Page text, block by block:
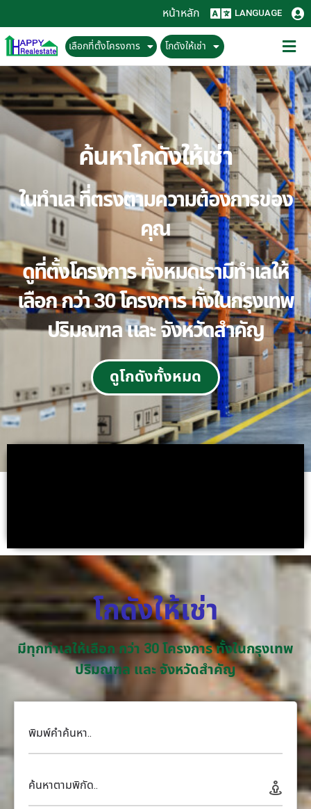
หน้าหลัก LANGUAGE
เลือกที่ตั้งโครงการ โกดังให้เช่า
ค้นหาโกดังให้เช่า
ในทำเล ที่ตรงตามความต้องการของ
คุณ
ดูที่ตั้งโครงการ ทั้งหมดเรามีทำเลให้
เลือก กว่า 30 โครงการ ทั้งในกรุงเทพ
ปริมณฑล และ จังหวัดสำคัญ
ดูโกดังทั้งหมด
โกดังให้เช่า
มีทุกทำเลให้เลือก กว่า 30 โครงการ ทั้งในกรุงเทพ
ปริมณฑล และ จังหวัดสำคัญ
พิมพ์คำค้นหา..
ค้นหาตามพิกัด..